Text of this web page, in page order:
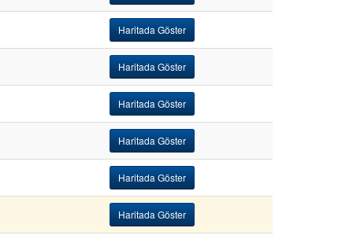
Haritada Göster
Haritada Göster
Haritada Göster
Haritada Göster
Haritada Göster
Haritada Göster